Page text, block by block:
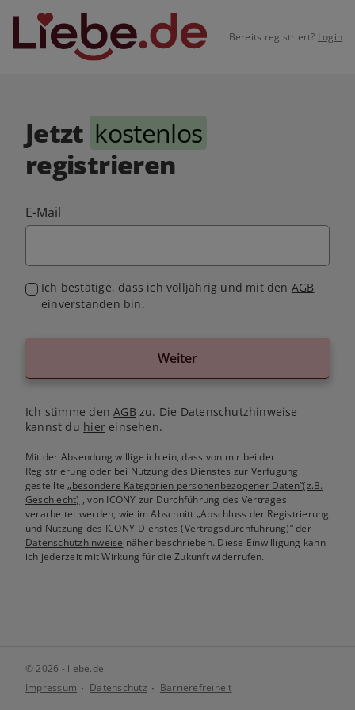
Bereits registriert? Login
Jetzt kostenlos
registrieren
E-Mail
Ich bestätige, dass ich volljährig und mit den AGB
einverstanden bin.
Weiter
Ich stimme denAGB zu. Die Datenschutzhinweise
kannst du hiereinsehen.
Mit der Absendung willige ich ein, dass von mir bei der
Registrierung oder bei Nutzung des Dienstes zur Verfügung
gestellte„besondere Kategorien personenbezogener Daten“(z.B.
Geschlecht) , von ICONY zur Durchführung des Vertrages
verarbeitet werden, wie im Abschnitt „Abschluss der Registrierung
und Nutzung des ICONY-Dienstes (Vertragsdurchführung)“ der
Datenschutzhinweise näher beschrieben. Diese Einwilligung kann
ich jederzeit mit Wirkung für die Zukunft widerrufen.
© 2026 - liebe.de
Impressum
Datenschutz Barrierefreiheit